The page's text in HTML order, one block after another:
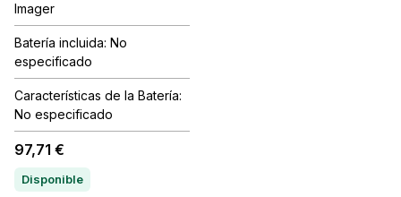
Imager
Batería incluida: No
especificado
Características de la Batería:
No especificado
97,71 €
Disponible